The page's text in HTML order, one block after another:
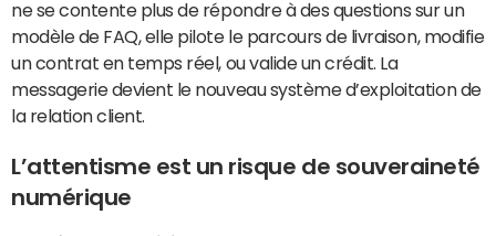
ne se contente plus de répondre à des questions sur un
modèle de FAQ, elle pilote le parcours de livraison, modifie
un contrat en temps réel, ou valide un crédit. La
messagerie devient le nouveau système d’exploitation de
la relation client.
L’attentisme est un risque de souveraineté
numérique